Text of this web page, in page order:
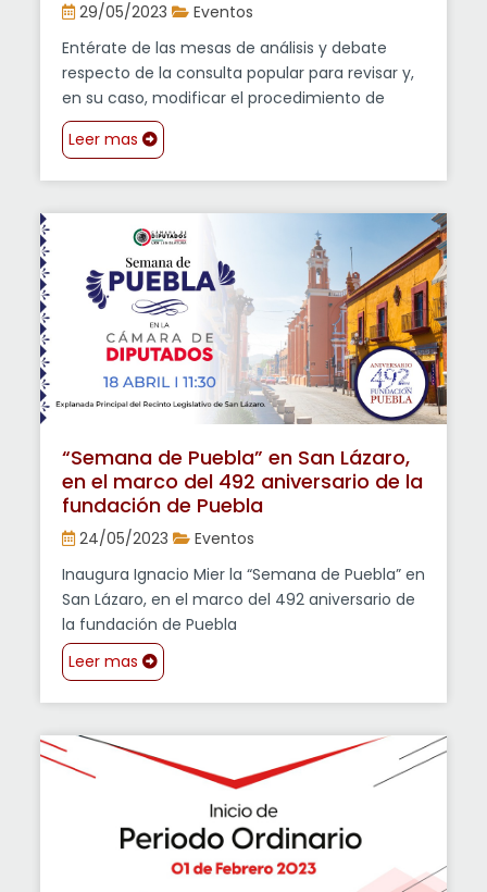
29/05/2023
Eventos
Entérate de las mesas de análisis y debate
respecto de la consulta popular para revisar y,
en su caso, modificar el procedimiento de
designación de las ministras y ministros de la
Suprema Corte de Justicia de la Nación.
Leer mas
“Semana de Puebla” en San Lázaro,
en el marco del 492 aniversario de la
fundación de Puebla
24/05/2023
Eventos
Inaugura Ignacio Mier la “Semana de Puebla” en
San Lázaro, en el marco del 492 aniversario de
la fundación de Puebla
Leer mas